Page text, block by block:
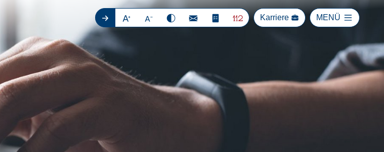
Karriere MENÜ